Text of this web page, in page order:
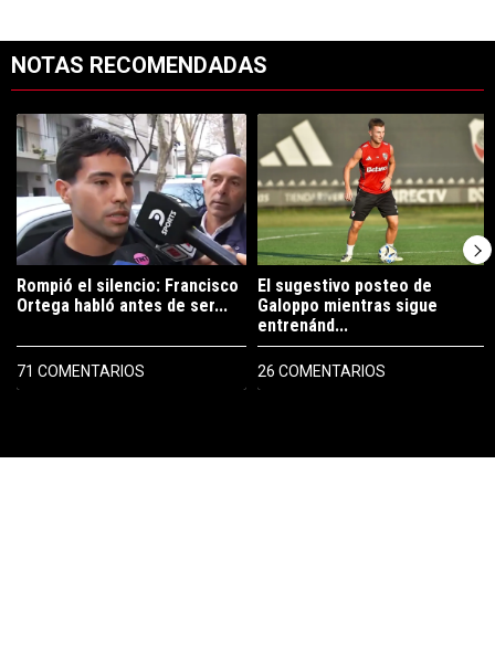
NOTAS RECOMENDADAS
Un artículo de tendencia con el título "Rompió el silencio: Francisco
Rompió el silencio: Francisco
Ortega habló antes de ser...
71 COMENTARIOS
Un artículo de tendencia con el
El sugestivo posteo de
Galoppo mientras sigue
entrenánd...
26 COMENTARIOS